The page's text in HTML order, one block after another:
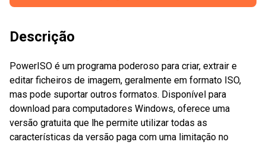
Descrição
PowerISO é um programa poderoso para criar, extrair e
editar ficheiros de imagem, geralmente em formato ISO,
mas pode suportar outros formatos. Disponível para
download para computadores Windows, oferece uma
versão gratuita que lhe permite utilizar todas as
características da versão paga com uma limitação no